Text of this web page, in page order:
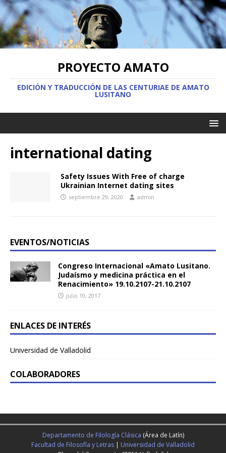
PROYECTO AMATO
EDICIÓN Y TRADUCCIÓN DE LAS CENTURIAE DE AMATO
LUSITANO
international dating
Safety Issues With Free of charge
Ukrainian Internet dating sites
septiembre 29, 2020 admin
EVENTOS/NOTICIAS
Congreso Internacional «Amato Lusitano.
Judaísmo y medicina práctica en el
Renacimiento» 19.10.2107-21.10.2107
julio 10, 2017
ENLACES DE INTERÉS
Universidad de Valladolid
COLABORADORES
Departamento de Filología Clásica (Área de Latín)
Facultad de Filosofía y Letras | Universidad de Valladolid